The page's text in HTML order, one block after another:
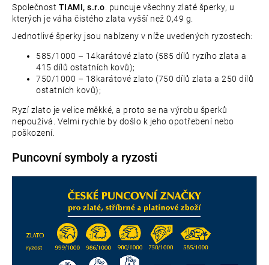
Společnost TIAMI, s.r.o . puncuje všechny zlaté šperky, u
kterých je váha čistého zlata vyšší než 0,49 g.
Jednotlivé šperky jsou nabízeny v níže uvedených ryzostech:
585/1000 – 14karátové zlato (585 dílů ryzího zlata a
415 dílů ostatních kovů);
750/1000 – 18karátové zlato (750 dílů zlata a 250 dílů
ostatních kovů);
Ryzí zlato je velice měkké, a proto se na výrobu šperků
nepoužívá. Velmi rychle by došlo k jeho opotřebení nebo
poškození.
Puncovní symboly a ryzosti
e
t
e
n
j
í
t
?
D